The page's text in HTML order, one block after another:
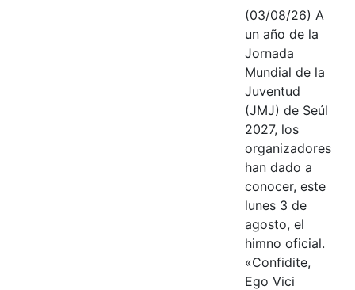
(03/08/26) A
un año de la
Jornada
Mundial de la
Juventud
(JMJ) de Seúl
2027, los
organizadores
han dado a
conocer, este
lunes 3 de
agosto, el
himno oficial.
«Confidite,
Ego Vici